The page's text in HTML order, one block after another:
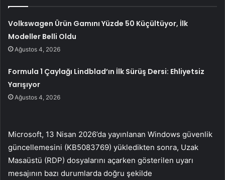
Volkswagen Ürün Gamını Yüzde 50 Küçültüyor, İlk
Modeller Belli Oldu
Ağustos 4, 2026
Formula 1 Çaylağı Lindblad’ın İlk Sürüş Dersi: Ehliyetsiz
Yarışıyor
Ağustos 4, 2026
Microsoft, 13 Nisan 2026’da yayınlanan Windows güvenlik
güncellemesini (KB5083769) yükledikten sonra, Uzak
Masaüstü (RDP) dosyalarını açarken gösterilen uyarı
mesajının bazı durumlarda doğru şekilde